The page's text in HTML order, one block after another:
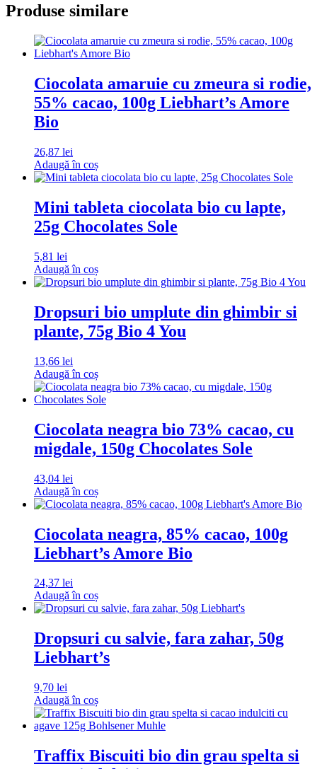
Produse similare
Ciocolata amaruie cu zmeura si rodie,
55% cacao, 100g Liebhart’s Amore
Bio
26,87 lei
Adaugă în coș
Mini tableta ciocolata bio cu lapte,
25g Chocolates Sole
5,81 lei
Adaugă în coș
Dropsuri bio umplute din ghimbir si
plante, 75g Bio 4 You
13,66 lei
Adaugă în coș
Ciocolata neagra bio 73% cacao, cu
migdale, 150g Chocolates Sole
43,04 lei
Adaugă în coș
Ciocolata neagra, 85% cacao, 100g
Liebhart’s Amore Bio
24,37 lei
Adaugă în coș
Dropsuri cu salvie, fara zahar, 50g
Liebhart’s
9,70 lei
Adaugă în coș
Traffix Biscuiti bio din grau spelta si